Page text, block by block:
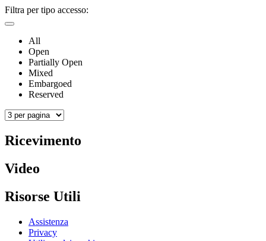
Filtra per tipo accesso:
All
Open
Partially Open
Mixed
Embargoed
Reserved
Ricevimento
Video
Risorse Utili
Assistenza
Privacy